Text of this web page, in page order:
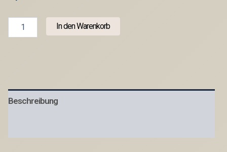
"Oh
happy
In den Warenkorb
Beschreibung